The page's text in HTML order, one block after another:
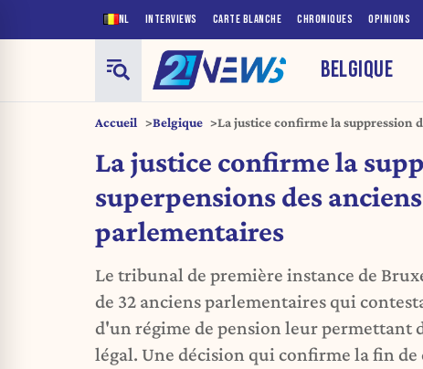
NL INTERVIEWS CARTE BLANCHE CHRONIQUES OPINIONS
BELGIQUE
Accueil Belgique
La justice confirme la suppression
La justice confirme la
superpensions des anciens
parlementaires
Le tribunal de première instance de
de 32 anciens parlementaires qui
d'un régime de pension leur permettant
légal. Une décision qui confirme la fin de